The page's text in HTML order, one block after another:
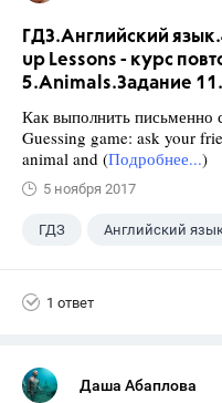
ГДЗ.Английский
up Lessons - курс
5.Animals.Задание 11.
Как выполнить письменно
Guessing game: ask your
animal and (Подробнее...)
5 ноября 2017
ГДЗ Английский
1 ответ
Даша Абаплова